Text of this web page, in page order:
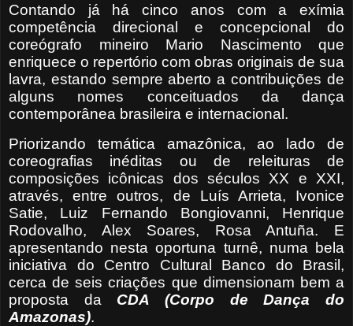
Contando já há cinco anos com a exímia
competência direcional e concepcional do
coreógrafo mineiro Mario Nascimento que
enriquece o repertório com obras originais de sua
lavra, estando sempre aberto a contribuições de
alguns nomes conceituados da dança
contemporânea brasileira e internacional.
Priorizando temática amazônica, ao lado de
coreografias inéditas ou de releituras de
composições icônicas dos séculos XX e XXI,
através, entre outros, de Luís Arrieta, Ivonice
Satie, Luiz Fernando Bongiovanni, Henrique
Rodovalho, Alex Soares, Rosa Antuña. E
apresentando nesta oportuna turnê, numa bela
iniciativa do Centro Cultural Banco do Brasil,
cerca de seis criações que dimensionam bem a
proposta da CDA (Corpo de Dança do
Amazonas).